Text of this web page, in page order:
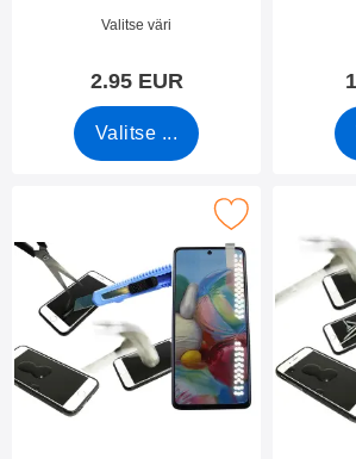
Tuote.nro 40789
Valitse väri
2.95 EUR
Valitse ...
karkaistusta lasista Samsung
Merkitse näytönsuoja